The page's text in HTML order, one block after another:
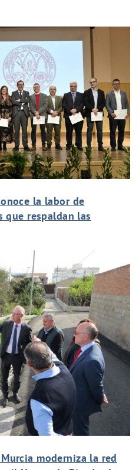
la labor de
que respaldan las
Murcia moderniza la red